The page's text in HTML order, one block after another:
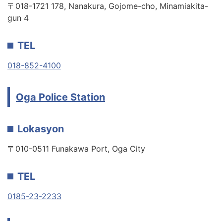
〒018-1721 178, Nanakura, Gojome-cho, Minamiakita-
gun 4
TEL
018-852-4100
Oga Police Station
Lokasyon
〒010-0511 Funakawa Port, Oga City
TEL
0185-23-2233